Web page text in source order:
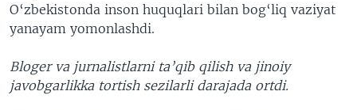
O‘zbekistonda inson huquqlari bilan bog‘liq vaziyat
yanayam yomonlashdi.
Bloger va jurnalistlarni ta’qib qilish va jinoiy
javobgarlikka tortish sezilarli darajada ortdi.